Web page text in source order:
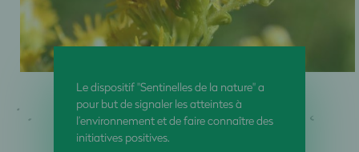
Le dispositif "Sentinelles de la nature" a
pour but de signaler les atteintes à
l’environnement et de faire connaître des
initiatives positives.